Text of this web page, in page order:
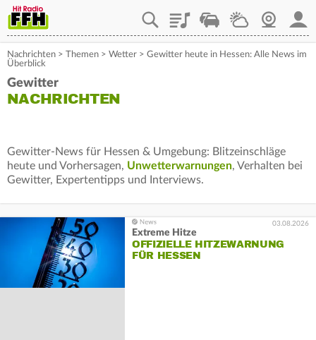
PlaylistStaupilotWetterWebcam
Nachrichten > Themen > Wetter > Gewitter heute in Hessen: Alle News im
Überblick
Gewitter
NACHRICHTEN
Gewitter-News für Hessen & Umgebung: Blitzeinschläge
heute und Vorhersagen, Unwetterwarnungen, Verhalten bei
Gewitter, Expertentipps und Interviews.
03.08.2026
Extreme Hitze
OFFIZIELLE HITZEWARNUNG
FÜR HESSEN